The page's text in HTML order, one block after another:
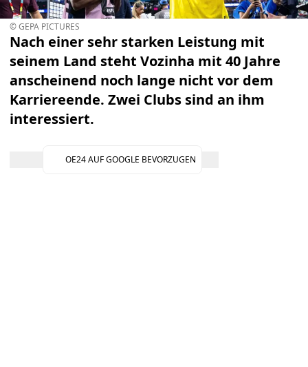
© GEPA PICTURES
Nach einer sehr starken Leistung mit
seinem Land steht Vozinha mit 40 Jahre
anscheinend noch lange nicht vor dem
Karriereende. Zwei Clubs sind an ihm
interessiert.
OE24 AUF GOOGLE BEVORZUGEN